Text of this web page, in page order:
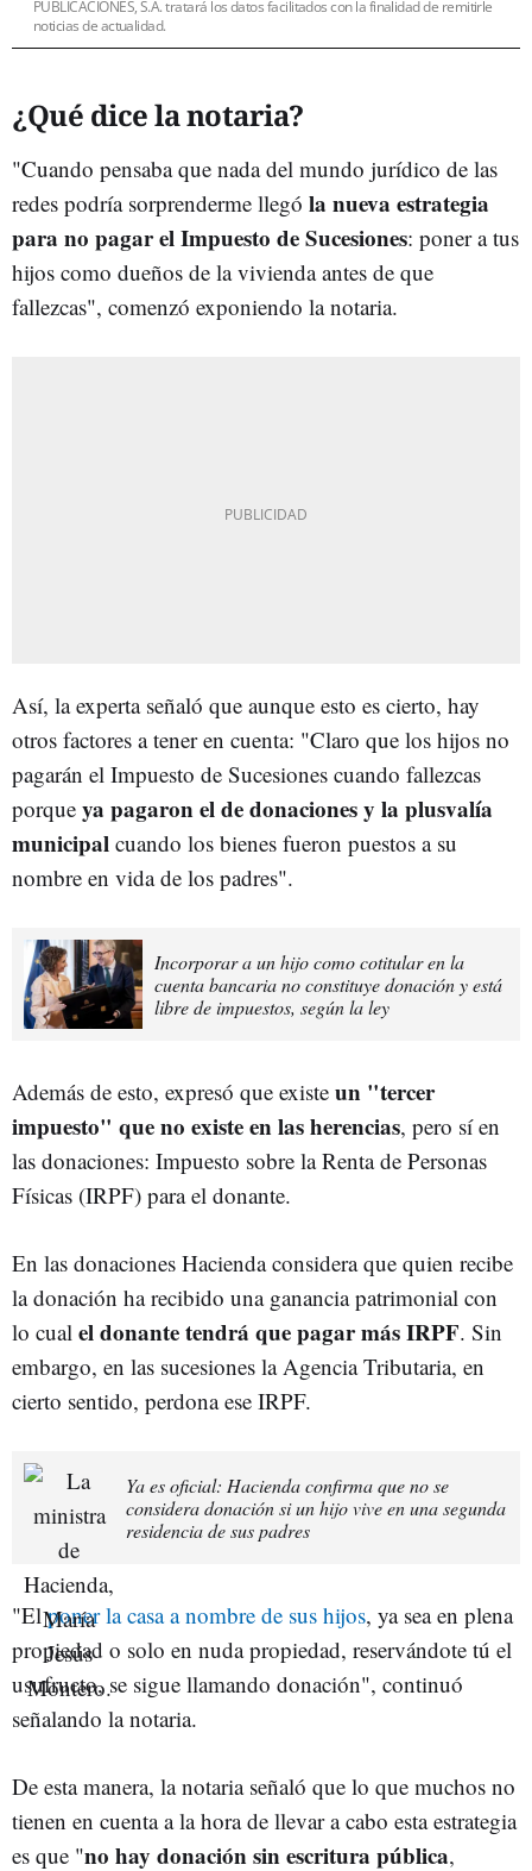
PUBLICACIONES, S.A. tratará los datos facilitados con la finalidad de remitirle
noticias de actualidad.
¿Qué dice la notaria?
"Cuando pensaba que nada del mundo jurídico de las
redes podría sorprenderme llegó la nueva estrategia
para no pagar el Impuesto de Sucesiones: poner a tus
hijos como dueños de la vivienda antes de que
fallezcas", comenzó exponiendo la notaria.
Así, la experta señaló que aunque esto es cierto, hay
otros factores a tener en cuenta: "Claro que los hijos no
pagarán el Impuesto de Sucesiones cuando fallezcas
porque ya pagaron el de donaciones y la plusvalía
municipal cuando los bienes fueron puestos a su
nombre en vida de los padres".
Incorporar a un hijo como cotitular en la
cuenta bancaria no constituye donación y está
libre de impuestos, según la ley
Además de esto, expresó que existe un "tercer
impuesto" que no existe en las herencias, pero sí en
las donaciones: Impuesto sobre la Renta de Personas
Físicas (IRPF) para el donante.
En las donaciones Hacienda considera que quien recibe
la donación ha recibido una ganancia patrimonial con
lo cual el donante tendrá que pagar más IRPF. Sin
embargo, en las sucesiones la Agencia Tributaria, en
cierto sentido, perdona ese IRPF.
Ya es oficial: Hacienda confirma que no se
considera donación si un hijo vive en una segunda
residencia de sus padres
"Elponer la casa a nombre de sus hijos, ya sea en plena
propiedad o solo en nuda propiedad, reservándote tú el
usufructo, se sigue llamando donación", continuó
señalando la notaria.
De esta manera, la notaria señaló que lo que muchos no
tienen en cuenta a la hora de llevar a cabo esta estrategia
es que "no hay donación sin escritura pública,